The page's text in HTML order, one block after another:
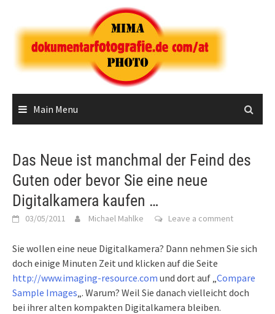
content
Main Menu
Das Neue ist manchmal der Feind des
Guten oder bevor Sie eine neue
Digitalkamera kaufen …
03/05/2011 Michael Mahlke Leave a comment
Sie wollen eine neue Digitalkamera? Dann nehmen Sie sich
doch einige Minuten Zeit und klicken auf die Seite
http://www.imaging-resource.com und dort auf „Compare
Sample Images„. Warum? Weil Sie danach vielleicht doch
bei ihrer alten kompakten Digitalkamera bleiben.